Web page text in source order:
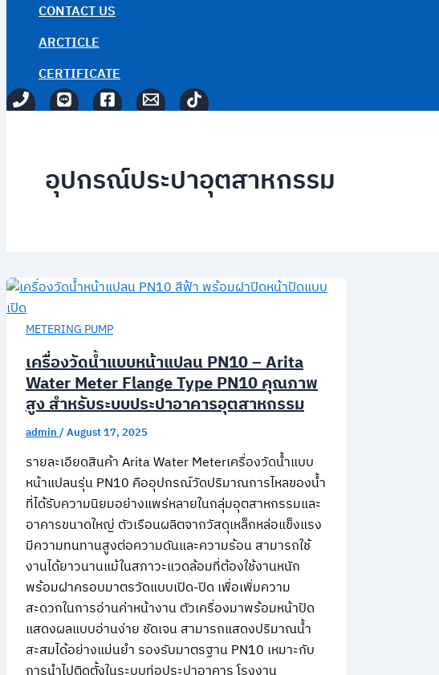
CONTACT US
ARCTICLE
CERTIFICATE
อุปกรณ์ประปาอุตสาหกรรม
METERING PUMP
เครื่องวัดน้ำแบบหน้าแปลน PN10 – Arita
Water Meter Flange Type PN10 คุณภาพ
สูง สำหรับระบบประปาอาคารอุตสาหกรรม
admin/August 17, 2025
รายละเอียดสินค้า Arita Water Meterเครื่องวัดน้ำแบบ
หน้าแปลนรุ่น PN10 คืออุปกรณ์วัดปริมาณการไหลของน้ำ
ที่ได้รับความนิยมอย่างแพร่หลายในกลุ่มอุตสาหกรรมและ
อาคารขนาดใหญ่ ตัวเรือนผลิตจากวัสดุเหล็กหล่อแข็งแรง
มีความทนทานสูงต่อความดันและความร้อน สามารถใช้
งานได้ยาวนานแม้ในสภาวะแวดล้อมที่ต้องใช้งานหนัก
พร้อมฝาครอบมาตรวัดแบบเปิด-ปิด เพื่อเพิ่มความ
สะดวกในการอ่านค่าหน้างาน ตัวเครื่องมาพร้อมหน้าปัด
แสดงผลแบบอ่านง่าย ชัดเจน สามารถแสดงปริมาณน้ำ
สะสมได้อย่างแม่นยำ รองรับมาตรฐาน PN10 เหมาะกับ